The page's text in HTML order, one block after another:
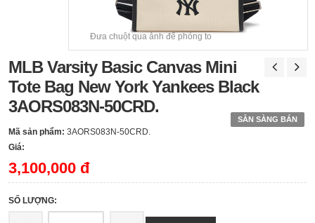
Đưa chuột qua ảnh để phóng to
MLB Varsity Basic Canvas Mini
Tote Bag New York Yankees Black
3AORS083N-50CRD.
SẴN SÀNG BÁN
Mã sản phẩm: 3AORS083N-50CRD.
Giá:
3,100,000 đ
SỐ LƯỢNG: